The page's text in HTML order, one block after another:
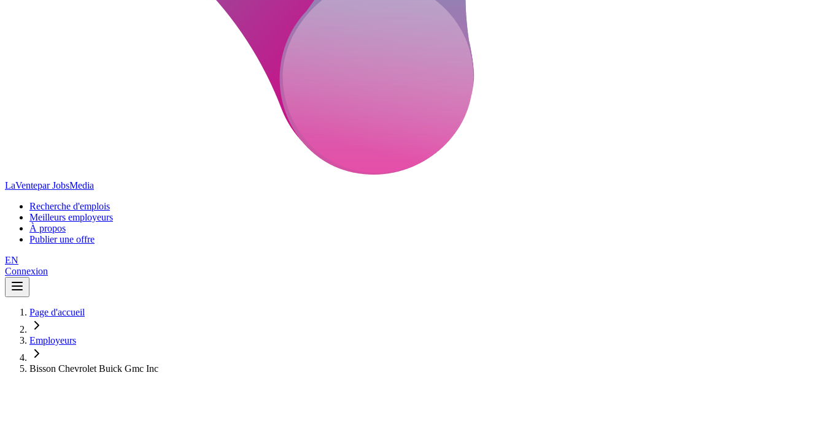
LaVentepar JobsMedia
Recherche d'emplois
Meilleurs employeurs
À propos
Publier une offre
EN
Connexion
Page d'accueil
Employeurs
Bisson Chevrolet Buick Gmc Inc